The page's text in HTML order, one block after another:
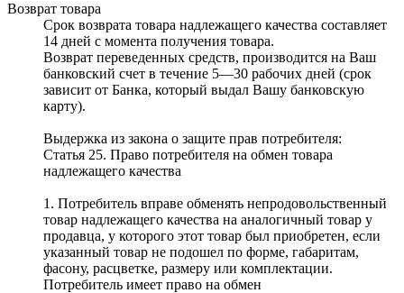
Возврат товара
Срок возврата товара надлежащего качества составляет
14 дней с момента получения товара.
Возврат переведенных средств, производится на Ваш
банковский счет в течение 5—30 рабочих дней (срок
зависит от Банка, который выдал Вашу банковскую
карту).
Выдержка из закона о защите прав потребителя:
Статья 25. Право потребителя на обмен товара
надлежащего качества
1. Потребитель вправе обменять непродовольственный
товар надлежащего качества на аналогичный товар у
продавца, у которого этот товар был приобретен, если
указанный товар не подошел по форме, габаритам,
фасону, расцветке, размеру или комплектации.
Потребитель имеет право на обмен